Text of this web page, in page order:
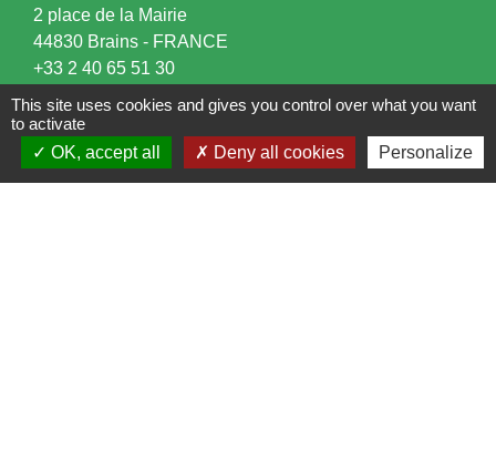
2 place de la Mairie
44830 Brains - FRANCE
+33 2 40 65 51 30
Contact par formulaire
Horaires d'ouverture:
This site uses cookies and gives you control over what you want
to activate
OK, accept all
Deny all cookies Personalize